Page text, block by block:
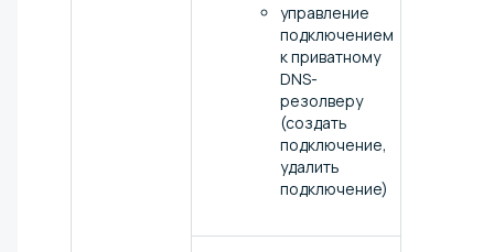
управление
подключением
к приватному
DNS-
резолверу
(создать
подключение,
удалить
подключение)